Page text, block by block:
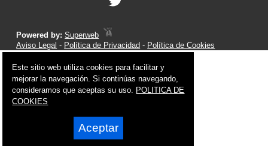
Powered by:Superweb
Aviso Legal - Política de Privacidad - Política de Cookies
Este sitio web utiliza cookies para facilitar y
mejorar la navegación. Si continúas navegando,
consideramos que aceptas su uso. POLITICA DE
COOKIES
Aceptar